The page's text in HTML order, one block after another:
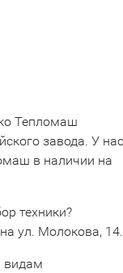
Тепломаш
завода. У нас
в наличии на
техники?
ул. Молокова, 14.
видам